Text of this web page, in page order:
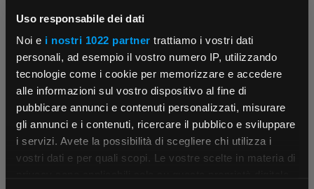
Uso responsabile dei dati
Noi e i nostri 1022 partner trattiamo i vostri dati
personali, ad esempio il vostro numero IP, utilizzando
tecnologie come i cookie per memorizzare e accedere
alle informazioni sul vostro dispositivo al fine di
pubblicare annunci e contenuti personalizzati, misurare
gli annunci e i contenuti, ricercare il pubblico e sviluppare
i servizi. Avete la possibilità di scegliere chi utilizza i
vostri dati e per quali scopi. Le vostre scelte in materia di
×
Contattaci
Parla con il customer care dedicato
Fissa una consulenza
Ti affiancheremo passo dopo passo